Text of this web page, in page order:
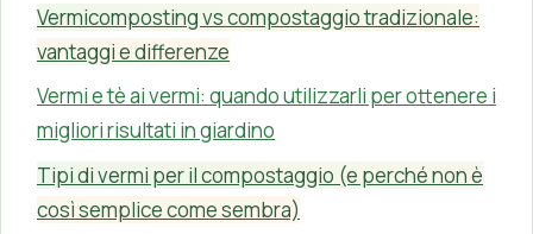
Vermicomposting vs compostaggio tradizionale:
vantaggi e differenze
Vermi e tè ai vermi: quando utilizzarli per ottenere i
migliori risultati in giardino
Tipi di vermi per il compostaggio (e perché non è
così semplice come sembra)